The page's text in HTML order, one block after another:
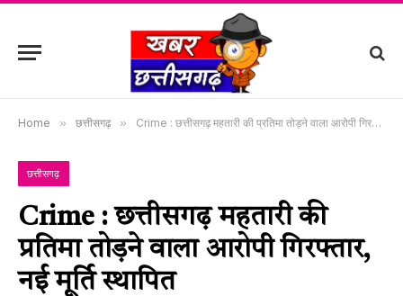
Home » छत्तीसगढ़ » Crime : छत्तीसगढ़ महतारी की प्रतिमा तोड़ने वाला आरोपी गिरफ्तार, नई मूर्ति स्थापित
छत्तीसगढ़
Crime : छत्तीसगढ़ महतारी की
प्रतिमा तोड़ने वाला आरोपी गिरफ्तार,
नई मूर्ति स्थापित